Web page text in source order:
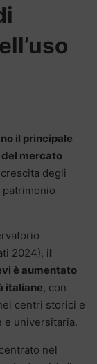
il principale
mercato
degli
2024), il
è aumentato
italiane, con
centri storici e
e universitaria.
nel